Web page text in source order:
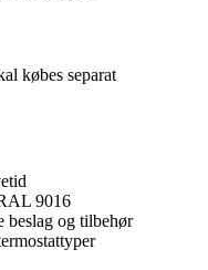
købes separat
9016
beslag og tilbehør